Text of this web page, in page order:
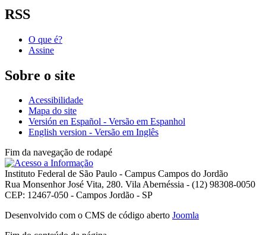
RSS
O que é?
Assine
Sobre o site
Acessibilidade
Mapa do site
Versión en Español - Versão em Espanhol
English version - Versão em Inglês
Fim da navegação de rodapé
Instituto Federal de São Paulo - Campus Campos do Jordão
Rua Monsenhor José Vita, 280. Vila Abernéssia - (12) 98308-0050
CEP: 12467-050 - Campos Jordão - SP
Desenvolvido com o CMS de código aberto Joomla